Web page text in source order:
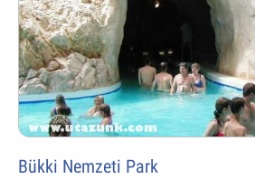
Bükki Nemzeti Park